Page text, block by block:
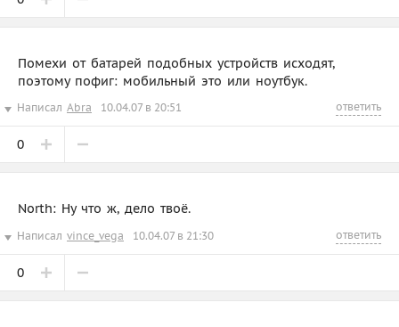
Помехи от батарей подобных устройств исходят,
поэтому пофиг: мобильный это или ноутбук.
Написал Abra 10.04.07 в 20:51 ответить
0
North: Ну что ж, дело твоё.
Написал vince_vega 10.04.07 в 21:30 ответить
0